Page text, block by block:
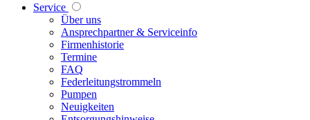
Service
Über uns
Ansprechpartner & Serviceinfo
Firmenhistorie
Termine
FAQ
Federleitungstrommeln
Pumpen
Neuigkeiten